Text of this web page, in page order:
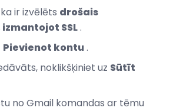
ir izvēlēts drošais
SSL.
Pievienot kontu.
noklikšķiniet uz Sūtīt
no Gmail komandas ar tēmu